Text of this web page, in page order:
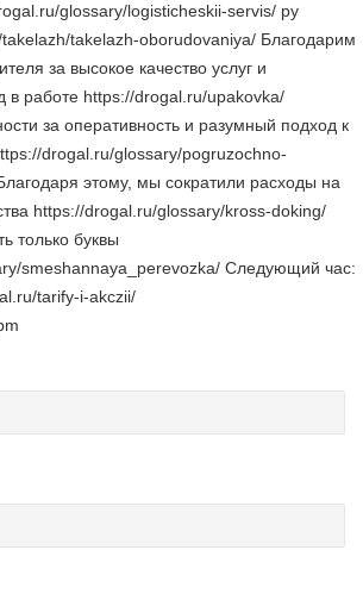
glossary/logisticheskii-servis/ ру
takelazh-oborudovaniya/ Благодарим
за высокое качество услуг и
в работе https://drogal.ru/upakovka/
за оперативность и разумный подход к
drogal.ru/glossary/pogruzochno-
этому, мы сократили расходы на
https://drogal.ru/glossary/kross-doking/
только буквы
smeshannaya_perevozka/ Следующий час:
tarify-i-akczii/